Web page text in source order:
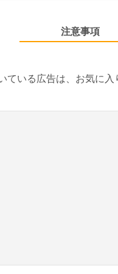
注意事項
いる広告は、お気に入